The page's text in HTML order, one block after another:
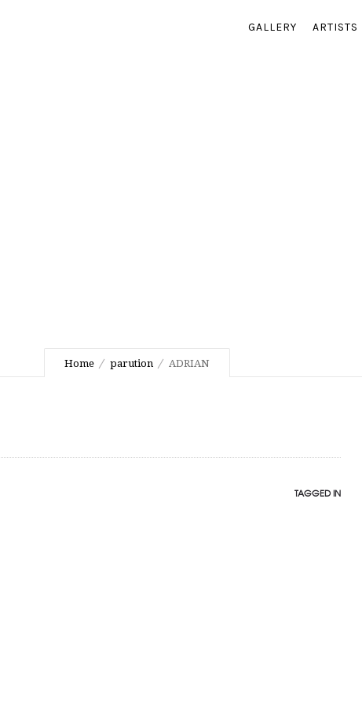
GALLERY ARTISTS
Home parution ADRIAN
TAGGED IN